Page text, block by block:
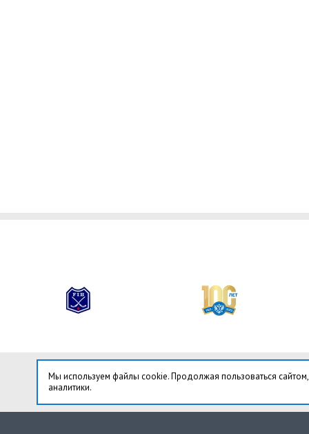
Мы используем файлы cookie. Продолжая пользоваться
аналитики.